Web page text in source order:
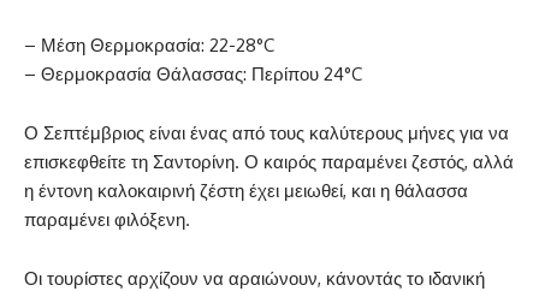
– Μέση Θερμοκρασία: 22-28°C
– Θερμοκρασία Θάλασσας: Περίπου 24°C
Ο Σεπτέμβριος είναι ένας από τους καλύτερους μήνες για να
επισκεφθείτε τη Σαντορίνη. Ο καιρός παραμένει ζεστός, αλλά
η έντονη καλοκαιρινή ζέστη έχει μειωθεί, και η θάλασσα
παραμένει φιλόξενη.
Οι τουρίστες αρχίζουν να αραιώνουν, κάνοντάς το ιδανική